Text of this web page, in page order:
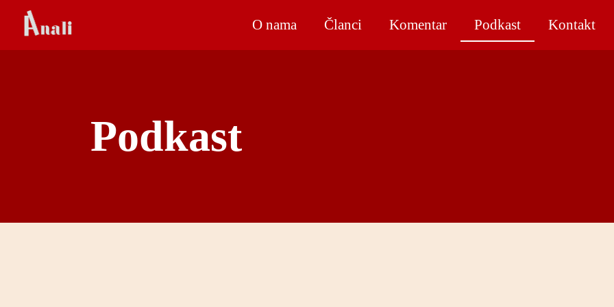
O nama Članci Komentar Podkast Kontakt
Podkast